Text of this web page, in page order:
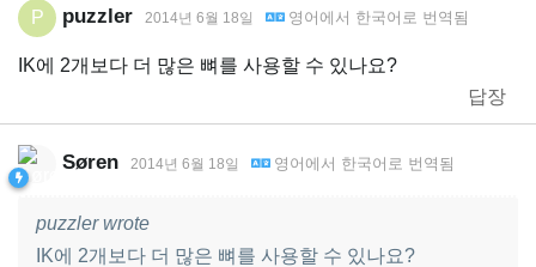
P puzzler 2014년 6월 18일 영어 에서 한국어 로 번역됨
IK에 2개보다 더 많은 뼈를 사용할 수 있나요?
답장
Søren 2014년 6월 18일 영어 에서 한국어 로 번역됨
puzzler wrote
IK에 2개보다 더 많은 뼈를 사용할 수 있나요?